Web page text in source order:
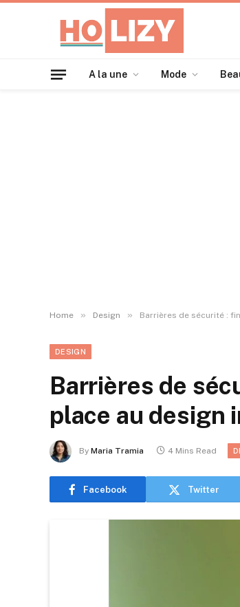
A la une Mode
Home » Design » Barrières de sécurité :
DESIGN
Barrières de
place au design
By Maria Tramia 4 Mins Read
Facebook Twitter